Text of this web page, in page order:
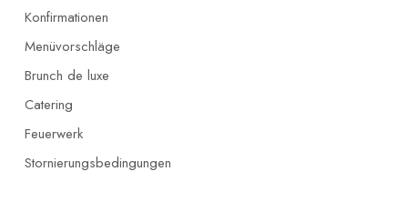
Konfirmationen
Menüvorschläge
Brunch de luxe
Catering
Feuerwerk
Stornierungsbedingungen